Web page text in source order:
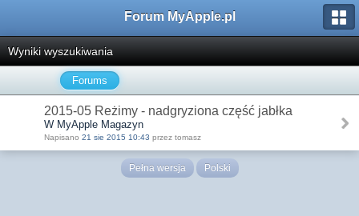
Forum MyApple.pl
Wyniki wyszukiwania
Forums
2015-05 Reżimy - nadgryziona część jabłka
W MyApple Magazyn
Napisano 21 sie 2015 10:43 przez tomasz
Pełna wersja Polski